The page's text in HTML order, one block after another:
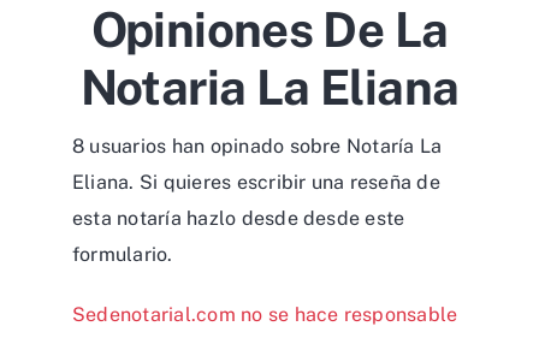
Opiniones De La
Notaria La Eliana
8 usuarios han opinado sobre Notaría La
Eliana. Si quieres escribir una reseña de
esta notaría hazlo desde desdeeste
formulario.
Sedenotarial.com no se hace responsable